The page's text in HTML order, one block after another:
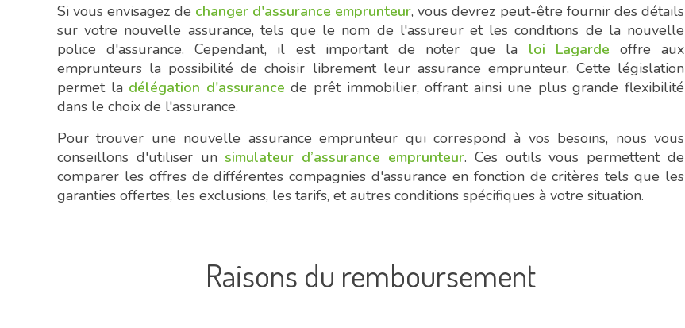
Si vous envisagez de changer d'assurance emprunteur, vous devrez peut-être fournir des détails
sur votre nouvelle assurance, tels que le nom de l'assureur et les conditions de la nouvelle
police d'assurance. Cependant, il est important de noter que la loi Lagarde offre aux
emprunteurs la possibilité de choisir librement leur assurance emprunteur. Cette législation
permet la délégation d'assurance de prêt immobilier, offrant ainsi une plus grande flexibilité
dans le choix de l'assurance.
Pour trouver une nouvelle assurance emprunteur qui correspond à vos besoins, nous vous
conseillons d'utiliser unsimulateur d’assurance emprunteur. Ces outils vous permettent de
comparer les offres de différentes compagnies d'assurance en fonction de critères tels que les
garanties offertes, les exclusions, les tarifs, et autres conditions spécifiques à votre situation.
Raisons du remboursement